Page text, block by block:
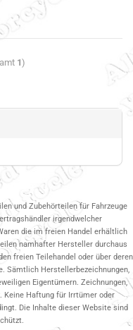
1)
und Zubehörteilen für Fahrzeuge
irgendwelcher
die im freien Handel erhältlich
namhafter Hersteller durchaus
freien Teilehandel oder über deren
Sämtlich Herstellerbezeichnungen,
Eigentümern. Zeichnungen,
Keine Haftung für Irrtümer oder
Die Inhalte dieser Website sind